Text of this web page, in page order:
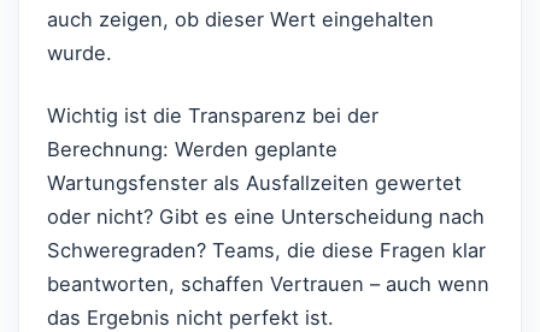
auch zeigen, ob dieser Wert eingehalten
wurde.
Wichtig ist die Transparenz bei der
Berechnung: Werden geplante
Wartungsfenster als Ausfallzeiten gewertet
oder nicht? Gibt es eine Unterscheidung nach
Schweregraden? Teams, die diese Fragen klar
beantworten, schaffen Vertrauen – auch wenn
das Ergebnis nicht perfekt ist.